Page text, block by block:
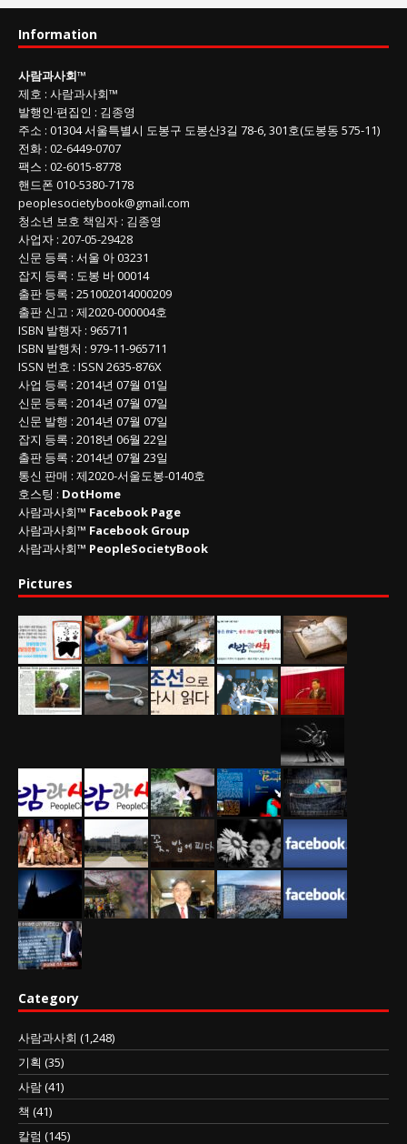
회
목
록
Information
사람과사회™
제호 : 사람과사회™
발행인·편집인 : 김종영
주소 : 01304서울특별시 도봉구 도봉산3길 78-6, 301호(도봉동 575-11)
전화 : 02-6449-0707
팩스 : 02-6015-8778
핸드폰 010-5380-7178
peoplesocietybook@gmail.com
청소년 보호 책임자 : 김종영
사업자 : 207-05-29428
신문 등록 : 서울 아 03231
잡지 등록 : 도봉 바 00014
출판 등록 : 251002014000209
출판 신고 : 제2020-000004호
ISBN 발행자 : 965711
ISBN 발행처 : 979-11-965711
ISSN 번호 : ISSN 2635-876X
사업 등록 : 2014년 07월 01일
신문 등록 : 2014년 07월 07일
신문 발행 : 2014년 07월 07일
잡지 등록 : 2018년 06월 22일
출판 등록 : 2014년 07월 23일
통신 판매 : 제2020-서울도봉-0140호
호스팅 : DotHome
사람과사회™ Facebook Page
사람과사회™ Facebook Group
사람과사회™ PeopleSocietyBook
Pictures
Category
사람과사회 (1,248)
기획 (35)
사람(41)
책 (41)
칼럼 (145)